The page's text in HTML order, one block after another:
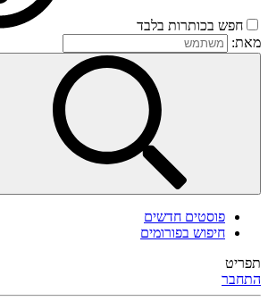
חפש בכותרות בלבד
מאת:
פוסטים חדשים
חיפוש בפורומים
תפריט
התחבר